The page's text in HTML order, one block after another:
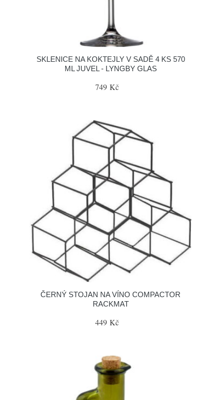
SKLENICE NA KOKTEJLY V SADĚ 4 KS 570
ML JUVEL - LYNGBY GLAS
749 Kč
ČERNÝ STOJAN NA VÍNO COMPACTOR
RACKMAT
449 Kč